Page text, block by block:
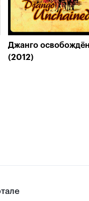
Джанго
(2012)